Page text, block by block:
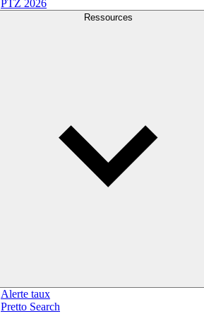
PTZ 2026
Ressources
Alerte taux
Pretto Search